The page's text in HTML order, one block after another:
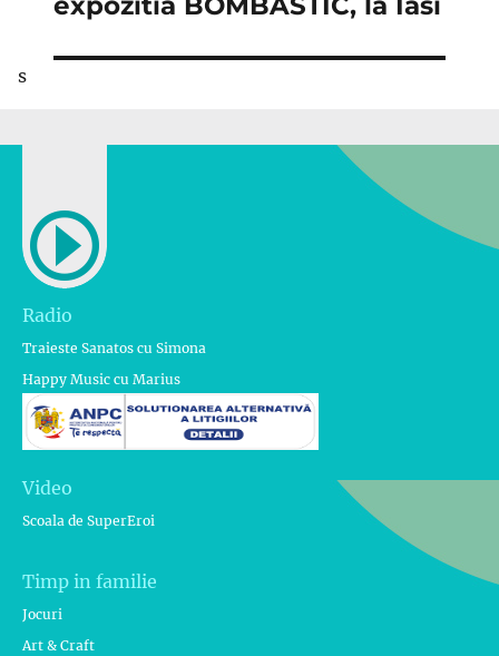
s
Radio
Traieste Sanatos cu Simona
Happy Music cu Marius
Video
Scoala de SuperEroi
Timp in familie
Jocuri
Art & Craft